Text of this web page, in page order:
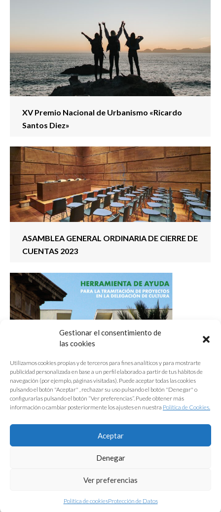
Gestionar el consentimiento de
las cookies
Utilizamos cookies propias y de terceros para fines analíticos y para mostrarte
publicidad personalizada en base a un perfil elaborado a partir de tus hábitos de
navegación (por ejemplo, páginas visitadas). Puede aceptar todas las cookies
pulsando el botón "Aceptar" , rechazar su uso pulsando el botón "Denegar" o
configurarlas pulsando el botón “Ver preferencias”. Puede obtener más
información o cambiar posteriormente los ajustes en nuestra Política de Cookies.
Aceptar
Denegar
Ver preferencias
Política de cookiesProtección de Datos
XV Premio Nacional de Urbanismo «Ricardo
Santos Diez»
ASAMBLEA GENERAL ORDINARIA DE CIERRE DE
CUENTAS 2023
FICHA PARA TRAMITACIÓN
Delegación de Cultura
Protección de Datos|Aviso Legal|Política de Cookies